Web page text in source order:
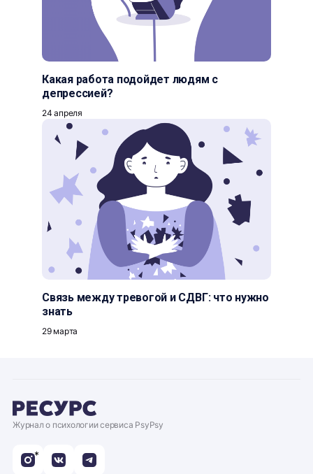
Какая работа подойдет людям с
депрессией?
24 апреля
Связь между тревогой и СДВГ: что нужно
знать
29 марта
Журнал о психологии сервиса PsyPsy
*